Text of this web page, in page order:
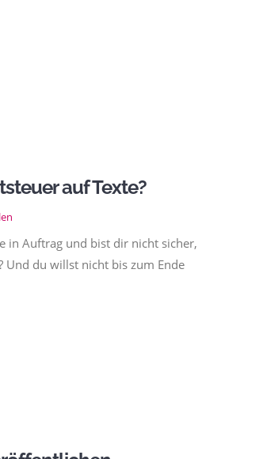
auf Texte?
in Auftrag und bist dir nicht sicher,
du willst nicht bis zum Ende